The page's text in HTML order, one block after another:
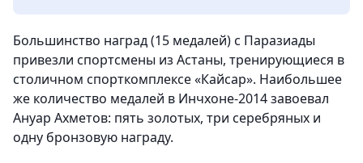
Большинство наград (15 медалей) с Паразиады
привезли спортсмены из Астаны, тренирующиеся в
столичном спорткомплексе «Кайсар». Наибольшее
же количество медалей в Инчхоне-2014 завоевал
Ануар Ахметов: пять золотых, три серебряных и
одну бронзовую награду.